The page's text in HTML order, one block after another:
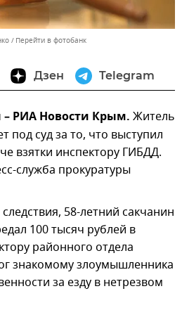
Перейти в фотобанк
Дзен Telegram
РИА Новости Крым. Житель
под суд за то, что выступил
взятки инспектору ГИБДД.
служба прокуратуры
58-летний сакчанин
100 тысяч рублей в
районного отдела
знакомому злоумышленника
за езду в нетрезвом